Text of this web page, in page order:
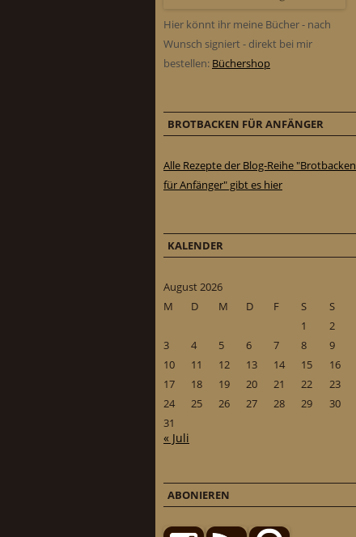
Hier könnt ihr meine Bücher - nach
Wunsch signiert - direkt bei mir
bestellen: Büchershop
BROTBACKEN FÜR ANFÄNGER
Alle Rezepte der Blog-Reihe "Brotbacken
für Anfänger" gibt es hier
KALENDER
August 2026
M
D M D F S
S
1
2
3
4 5 6 7 8
9
10
11 12 13 14 15
16
17
18 19 20 21 22
23
24
25 26 27 28 29
30
31
« Juli
ABONIEREN